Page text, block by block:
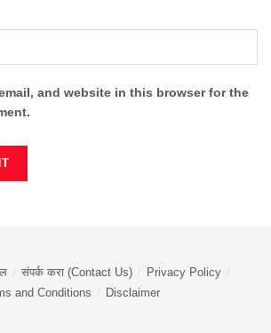
and website in this browser for the
संपर्क करा (Contact Us)
Privacy Policy
and Conditions
Disclaimer